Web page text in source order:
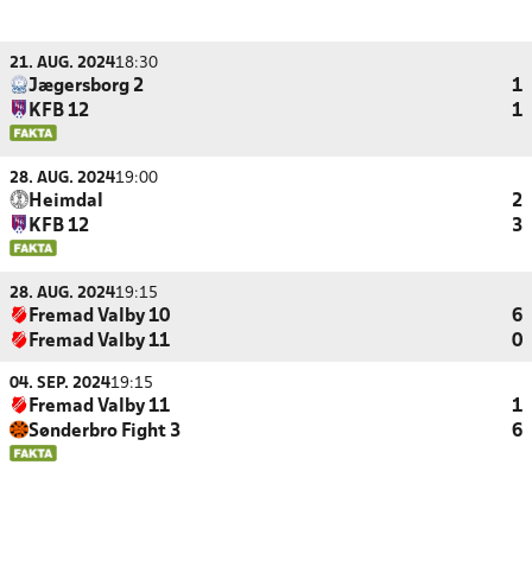
21. AUG. 202418:30
Jægersborg 2
1
KFB 12
1
28. AUG. 202419:00
Heimdal
2
KFB 12
3
28. AUG. 202419:15
Fremad Valby 10
6
Fremad Valby 11
0
04. SEP. 202419:15
Fremad Valby 11
1
Sønderbro Fight 3
6